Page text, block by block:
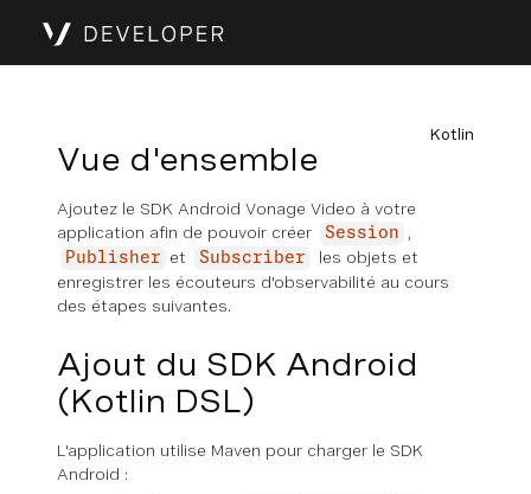
Kotlin
Vue d'ensemble
Ajoutez le SDK Android Vonage Video à votre
application afin de pouvoir créer
Session ,
Publisher et Subscriber
les objets et
enregistrer les écouteurs d'observabilité au cours
des étapes suivantes.
Ajout du SDK Android
(Kotlin DSL)
L'application utilise Maven pour charger le SDK
Android :